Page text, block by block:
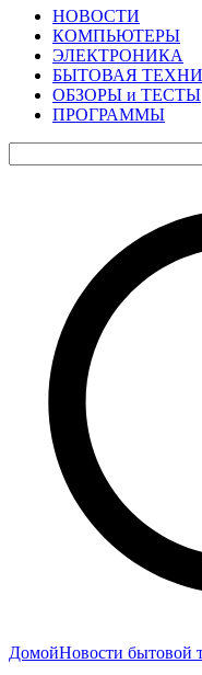
НОВОСТИ
КОМПЬЮТЕРЫ
ЭЛЕКТРОНИКА
БЫТОВАЯ
ОБЗОРЫ и ТЕСТЫ
ПРОГРАММЫ
ДомойНовости бытовой